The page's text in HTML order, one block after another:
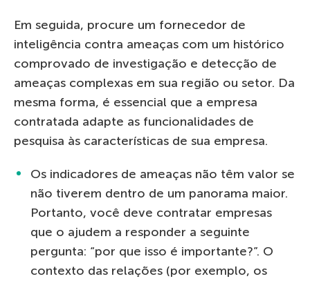
Em seguida, procure um fornecedor de
inteligência contra ameaças com um histórico
comprovado de investigação e detecção de
ameaças complexas em sua região ou setor. Da
mesma forma, é essencial que a empresa
contratada adapte as funcionalidades de
pesquisa às características de sua empresa.
Os indicadores de ameaças não têm valor se
não tiverem dentro de um panorama maior.
Portanto, você deve contratar empresas
que o ajudem a responder a seguinte
pergunta: “por que isso é importante?”. O
contexto das relações (por exemplo, os